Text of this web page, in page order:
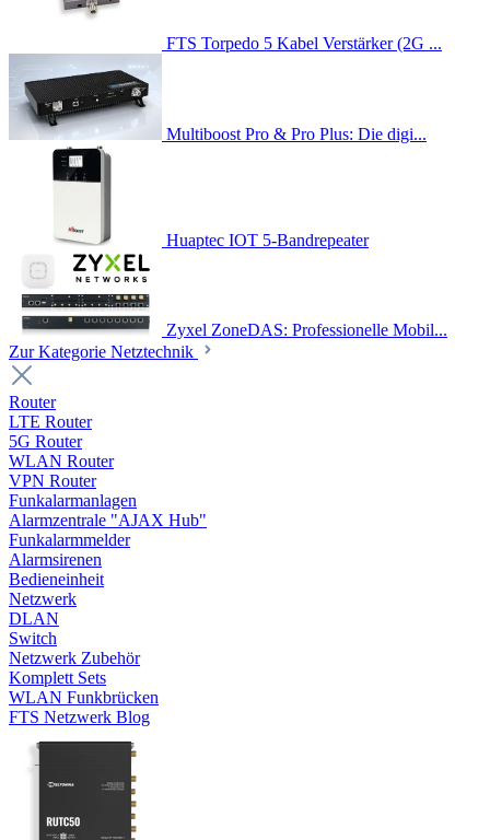
FTS Torpedo 5 Kabel Verstärker (2G ...
Multiboost Pro & Pro Plus: Die digi...
Huaptec IOT 5-Bandrepeater
Zyxel ZoneDAS: Professionelle Mobil...
Zur Kategorie Netztechnik
Router
LTE Router
5G Router
WLAN Router
VPN Router
Funkalarmanlagen
Alarmzentrale "AJAX Hub"
Funkalarmmelder
Alarmsirenen
Bedieneinheit
Netzwerk
DLAN
Switch
Netzwerk Zubehör
Komplett Sets
WLAN Funkbrücken
FTS Netzwerk Blog